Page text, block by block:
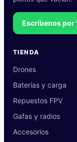
Escríbenos por
TIENDA
Drones
Baterías y carga
Repuestos FPV
Gafas y radios
Accesorios